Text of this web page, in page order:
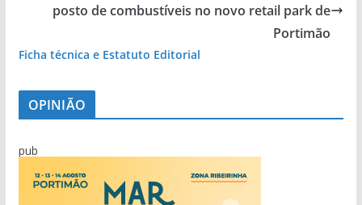
posto de combustíveis no novo retail park de
Portimão
Ficha técnica e Estatuto Editorial
OPINIÃO
pub